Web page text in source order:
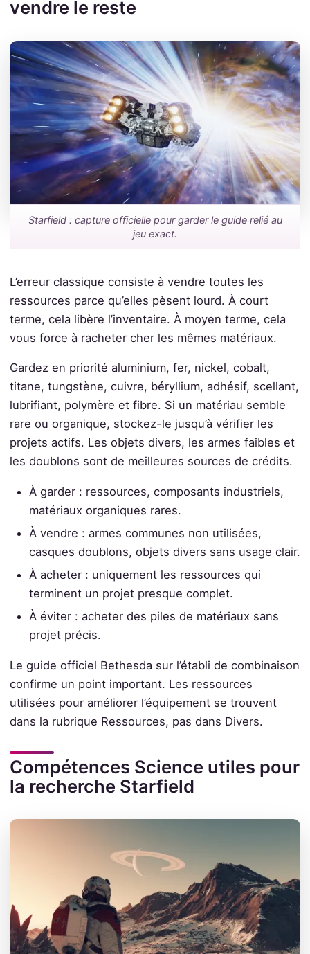
vendre le reste
Starfield : capture officielle pour garder le guide relié au
jeu exact.
L’erreur classique consiste à vendre toutes les
ressources parce qu’elles pèsent lourd. À court
terme, cela libère l’inventaire. À moyen terme, cela
vous force à racheter cher les mêmes matériaux.
Gardez en priorité aluminium, fer, nickel, cobalt,
titane, tungstène, cuivre, béryllium, adhésif, scellant,
lubrifiant, polymère et fibre. Si un matériau semble
rare ou organique, stockez-le jusqu’à vérifier les
projets actifs. Les objets divers, les armes faibles et
les doublons sont de meilleures sources de crédits.
À garder : ressources, composants industriels,
matériaux organiques rares.
À vendre : armes communes non utilisées,
casques doublons, objets divers sans usage clair.
À acheter : uniquement les ressources qui
terminent un projet presque complet.
À éviter : acheter des piles de matériaux sans
projet précis.
Le guide officiel Bethesda sur l’établi de combinaison
confirme un point important. Les ressources
utilisées pour améliorer l’équipement se trouvent
dans la rubrique Ressources, pas dans Divers.
Compétences Science utiles pour
la recherche Starfield